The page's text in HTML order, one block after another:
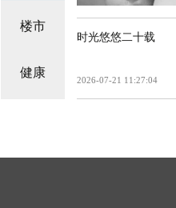
楼市
健康
时光悠悠二十载
2026-07-21 11:27:04